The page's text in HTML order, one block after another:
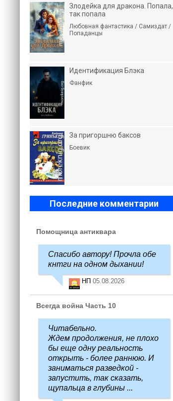
Злодейка для дракона. Попала,
так попала
Любовная фантастика / Самиздат /
Попаданцы
Идентификация Блэка
Фанфик
За пригоршню баксов
Боевик
Последние комментарии
Помощница антиквара
Спасибо автору! Прочла обе
кнтги на одном дыхании!
НП 05.08.2026
Всегда война Часть 10
Читабельно.
Ждем продолжения, не плохо
бы еще одну реальность
открыть - более раннюю. И
заниматься разведкой -
запустить, так сказать,
щупальца в глубины ...